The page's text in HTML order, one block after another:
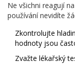
Ne všichni reagují
používání nevidíte
Zkontrolujte
hodnoty jsou
Zvažte lékařský